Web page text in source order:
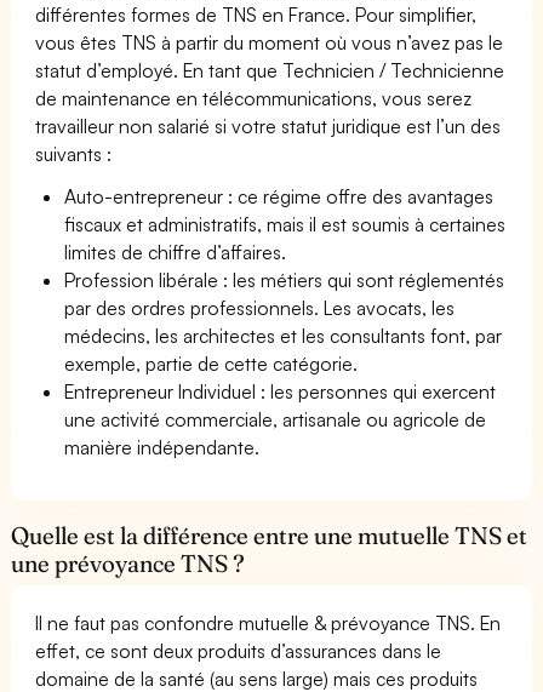
différentes formes de TNS en France. Pour simplifier,
vous êtes TNS à partir du moment où vous n’avez pas le
statut d’employé. En tant que Technicien / Technicienne
de maintenance en télécommunications, vous serez
travailleur non salarié si votre statut juridique est l’un des
suivants :
Auto-entrepreneur : ce régime offre des avantages
fiscaux et administratifs, mais il est soumis à certaines
limites de chiffre d’affaires.
Profession libérale : les métiers qui sont réglementés
par des ordres professionnels. Les avocats, les
médecins, les architectes et les consultants font, par
exemple, partie de cette catégorie.
Entrepreneur Individuel : les personnes qui exercent
une activité commerciale, artisanale ou agricole de
manière indépendante.
Quelle est la différence entre une mutuelle TNS et
une prévoyance TNS ?
Il ne faut pas confondre mutuelle & prévoyance TNS. En
effet, ce sont deux produits d’assurances dans le
domaine de la santé (au sens large) mais ces produits